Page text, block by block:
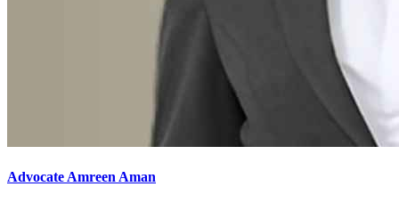
Advocate Amreen Aman